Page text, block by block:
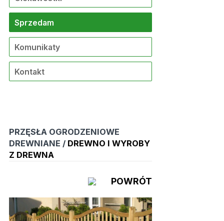
Sprzedam
Komunikaty
Kontakt
PRZĘSŁA OGRODZENIOWE
DREWNIANE / DREWNO I WYROBY
Z DREWNA
POWRÓT